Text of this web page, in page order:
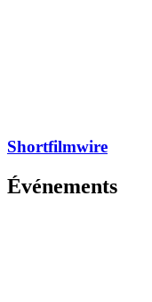
Shortfilmwire
Événements